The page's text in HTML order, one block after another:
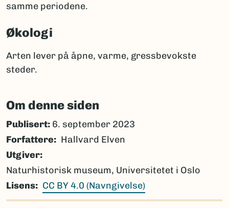
samme periodene.
Økologi
Arten lever på åpne, varme, gressbevokste
steder.
Om denne siden
Publisert: 6. september 2023
Forfattere
Hallvard Elven
Utgiver
Naturhistorisk museum, Universitetet i Oslo
Lisens
CC BY 4.0 (Navngivelse)